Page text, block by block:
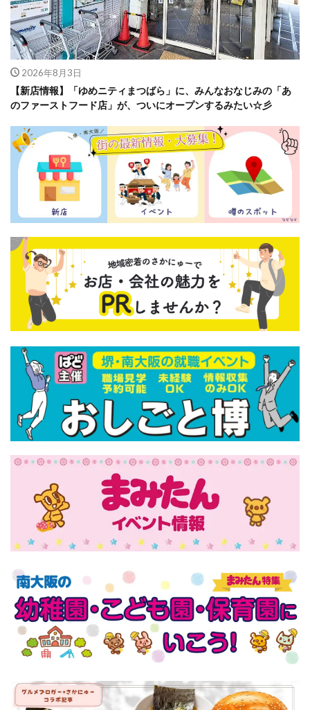
2026年8月3日
【新店情報】「ゆめニティまつばら」に、みんなおなじみの「あ
のファーストフード店」が、ついにオープンするみたい☆彡